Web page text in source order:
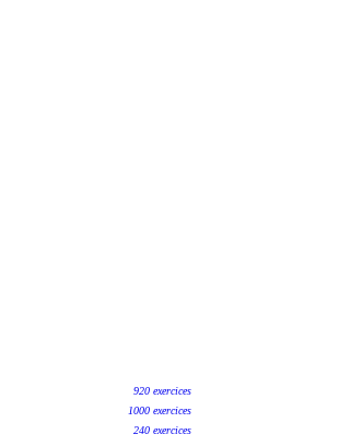
920 exercices
1000 exercices
240 exercices